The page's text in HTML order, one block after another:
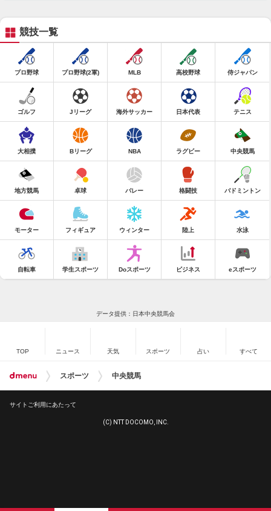
競技一覧
プロ野球 プロ野球(2軍) MLB 高校野球 侍ジャパン
ゴルフ Jリーグ 海外サッカー 日本代表 テニス
大相撲 Bリーグ NBA ラグビー 中央競馬
地方競馬 卓球 バレー 格闘技 バドミントン
モーター フィギュア ウィンター 陸上 水泳
自転車 学生スポーツ Doスポーツ ビジネス eスポーツ
データ提供：日本中央競馬会
TOP ニュース 天気 スポーツ 占い すべて
スポーツ 中央競馬
サイトご利用にあたって
(C) NTT DOCOMO, INC.